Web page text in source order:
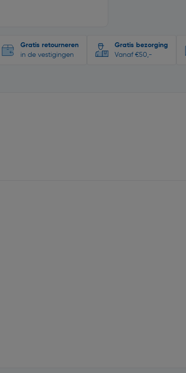
Gratis retourneren
in de vestigingen
Gratis bezorging
Vanaf €50,-